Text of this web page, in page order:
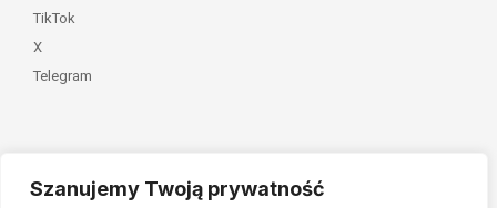
Szanujemy Twoją prywatność
TikTok
X
Telegram
Należymy do